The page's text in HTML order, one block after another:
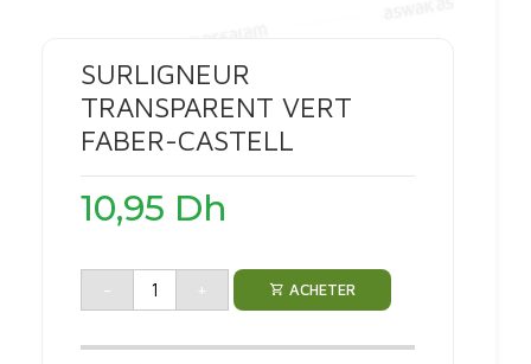
SURLIGNEUR
TRANSPARENT VERT
FABER-CASTELL
10,95 Dh
- + ACHETER